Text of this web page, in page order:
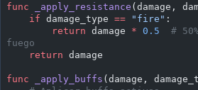
func _apply_resistance (damage,
    if
damage_type == "fire" :
        return
damage * 0.5
#
fuego
    return
damage
func _apply_buffs (damage,